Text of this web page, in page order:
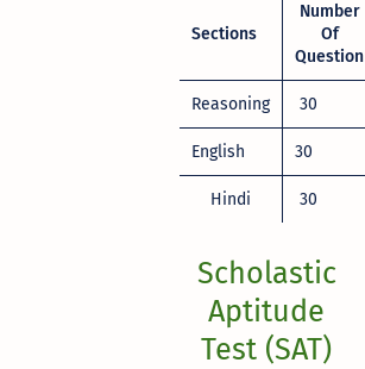
Sections
Number
Of
Question
Reasoning 30
English 30
Hindi 30
Scholastic
Aptitude
Test (SAT)